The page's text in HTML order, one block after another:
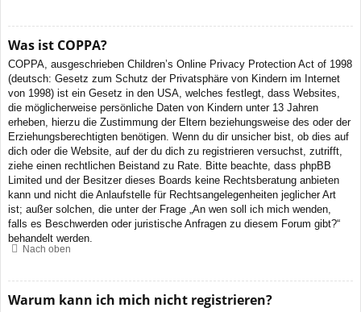
Was ist COPPA?
COPPA, ausgeschrieben Children’s Online Privacy Protection Act of 1998
(deutsch: Gesetz zum Schutz der Privatsphäre von Kindern im Internet
von 1998) ist ein Gesetz in den USA, welches festlegt, dass Websites,
die möglicherweise persönliche Daten von Kindern unter 13 Jahren
erheben, hierzu die Zustimmung der Eltern beziehungsweise des oder der
Erziehungsberechtigten benötigen. Wenn du dir unsicher bist, ob dies auf
dich oder die Website, auf der du dich zu registrieren versuchst, zutrifft,
ziehe einen rechtlichen Beistand zu Rate. Bitte beachte, dass phpBB
Limited und der Besitzer dieses Boards keine Rechtsberatung anbieten
kann und nicht die Anlaufstelle für Rechtsangelegenheiten jeglicher Art
ist; außer solchen, die unter der Frage „An wen soll ich mich wenden,
falls es Beschwerden oder juristische Anfragen zu diesem Forum gibt?“
behandelt werden.
Nach oben
Warum kann ich mich nicht registrieren?